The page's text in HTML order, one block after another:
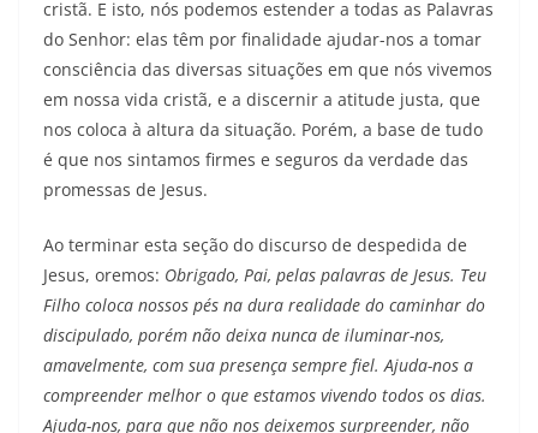
cristã. E isto, nós podemos estender a todas as Palavras
do Senhor: elas têm por finalidade ajudar-nos a tomar
consciência das diversas situações em que nós vivemos
em nossa vida cristã, e a discernir a atitude justa, que
nos coloca à altura da situação. Porém, a base de tudo
é que nos sintamos firmes e seguros da verdade das
promessas de Jesus.
Ao terminar esta seção do discurso de despedida de
Jesus, oremos: Obrigado, Pai, pelas palavras de Jesus. Teu
Filho coloca nossos pés na dura realidade do caminhar do
discipulado, porém não deixa nunca de iluminar-nos,
amavelmente, com sua presença sempre fiel. Ajuda-nos a
compreender melhor o que estamos vivendo todos os dias.
Ajuda-nos, para que não nos deixemos surpreender, não